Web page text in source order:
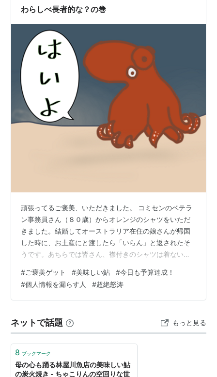
わらしべ長者的な？の巻
頑張ってるご褒美、いただきました。 コミセンのベテラ
ン事務員さん（８０歳）からオレンジのシャツをいただ
きました。結婚してオーストラリア在住の娘さんが帰国
した時に、お土産にと渡したら「いらん」と返されたそ
うです。あちらでは皆さん、襟付きのシャツは着ないそ
たいですね〜。そして、私はオレンジ色が大好きです。
緑色とオレンジ色が好き。元気が出る色です。これまで
地味目な服を着て大人しくしていましたが、もう好きな
さったおじさまが、今度は鮎をくださいました。「昨日
釣ってきた！」って。おおお〜！新鮮な鮎！実は…
#ご褒美ゲット #美味しい鮎 #今日も予算達成！
#個人情報を漏らす人 #超絶怒涛
ネットで話題 もっと見る
8 ブックマーク
母の心も踊る林屋川魚店の美味しい鮎
の炭火焼き - ちゃこりんの空回りな世